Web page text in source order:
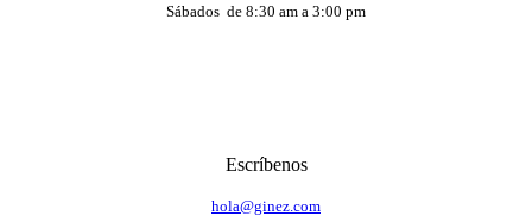
Sábados de 8:30 am a 3:00 pm
Escríbenos
hola@ginez.com